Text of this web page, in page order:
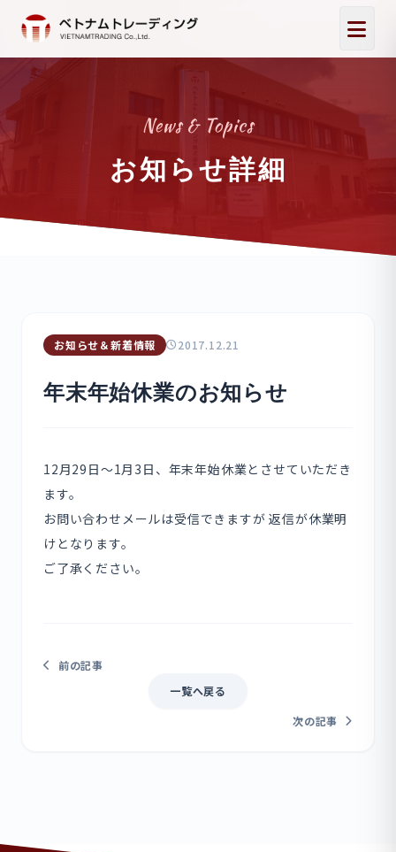
News & Topics
お知らせ詳細
お知らせ＆新着情報 2017.12.21
年末年始休業のお知らせ
12月29日～1月3日、年末年始休業とさせていただき
ます。
お問い合わせメールは受信できますが 返信が休業明
けとなります。
ご了承ください。
前の記事
一覧へ戻る
次の記事